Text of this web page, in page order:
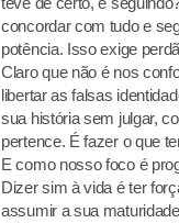
concordar com tudo e
potência. Isso exige
Claro que não é nos
libertar as falsas
sua história sem julgar,
pertence. É fazer o que
E como nosso foco é
Dizer sim à vida é ter
assumir a sua